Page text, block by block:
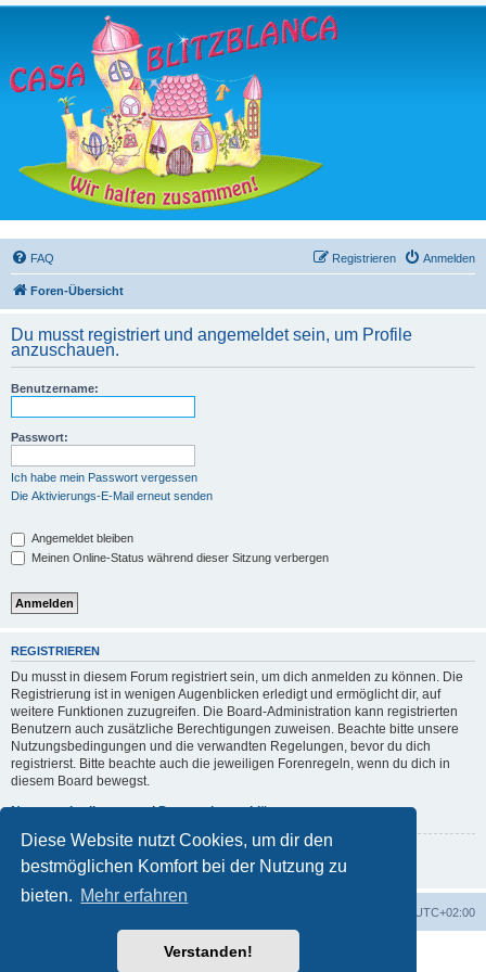
Diese Website nutzt Cookies, um dir den
bestmöglichen Komfort bei der Nutzung zu
bieten. Mehr erfahren
Verstanden!
FAQ Anmelden
Registrieren
Foren-Übersicht
Du musst registriert und angemeldet sein, um Profile
anzuschauen.
Benutzername:
Passwort:
Ich habe mein Passwort vergessen
Die Aktivierungs-E-Mail erneut senden
Angemeldet bleiben
Meinen Online-Status während dieser Sitzung verbergen
REGISTRIEREN
Du musst in diesem Forum registriert sein, um dich anmelden zu können. Die
Registrierung ist in wenigen Augenblicken erledigt und ermöglicht dir, auf
weitere Funktionen zuzugreifen. Die Board-Administration kann registrierten
Benutzern auch zusätzliche Berechtigungen zuweisen. Beachte bitte unsere
Nutzungsbedingungen und die verwandten Regelungen, bevor du dich
registrierst. Bitte beachte auch die jeweiligen Forenregeln, wenn du dich in
diesem Board bewegst.
Nutzungsbedingungen|Datenschutzerklärung
Registrieren
UTC+02:00
Powered byphpBB® Forum Software © phpBB Limited